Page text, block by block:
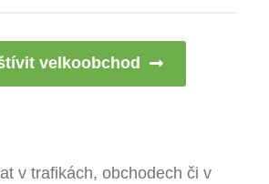
velkoobchod
v trafikách, obchodech či v